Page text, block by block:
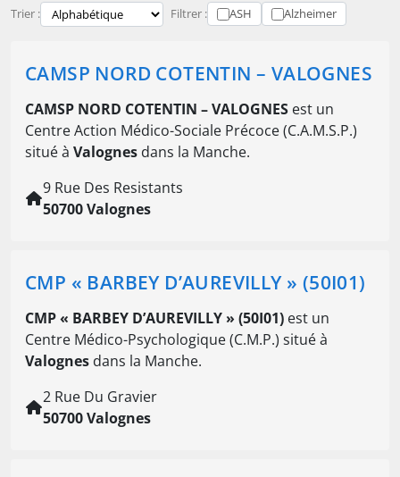
Trier : Filtrer : ASH Alzheimer
CAMSP NORD COTENTIN – VALOGNES
CAMSP NORD COTENTIN – VALOGNES est un
Centre Action Médico-Sociale Précoce (C.A.M.S.P.)
situé à Valognes dans la Manche.
9 Rue Des Resistants
50700 Valognes
CMP « BARBEY D’AUREVILLY » (50I01)
CMP « BARBEY D’AUREVILLY » (50I01) est un
Centre Médico-Psychologique (C.M.P.) situé à
Valognes dans la Manche.
2 Rue Du Gravier
50700 Valognes